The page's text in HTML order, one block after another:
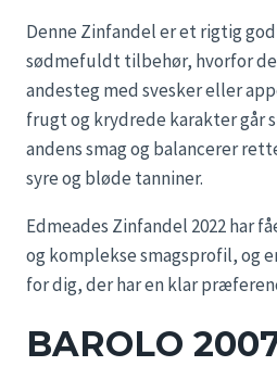
Denne Zinfandel er et rigtig
sødmefuldt tilbehør, hvorfor
andesteg med svesker eller
frugt og krydrede karakter går
andens smag og balancerer
syre og bløde tanniner.
Edmeades Zinfandel 2022 har
og komplekse smagsprofil, og
for dig, der har en klar
BAROLO